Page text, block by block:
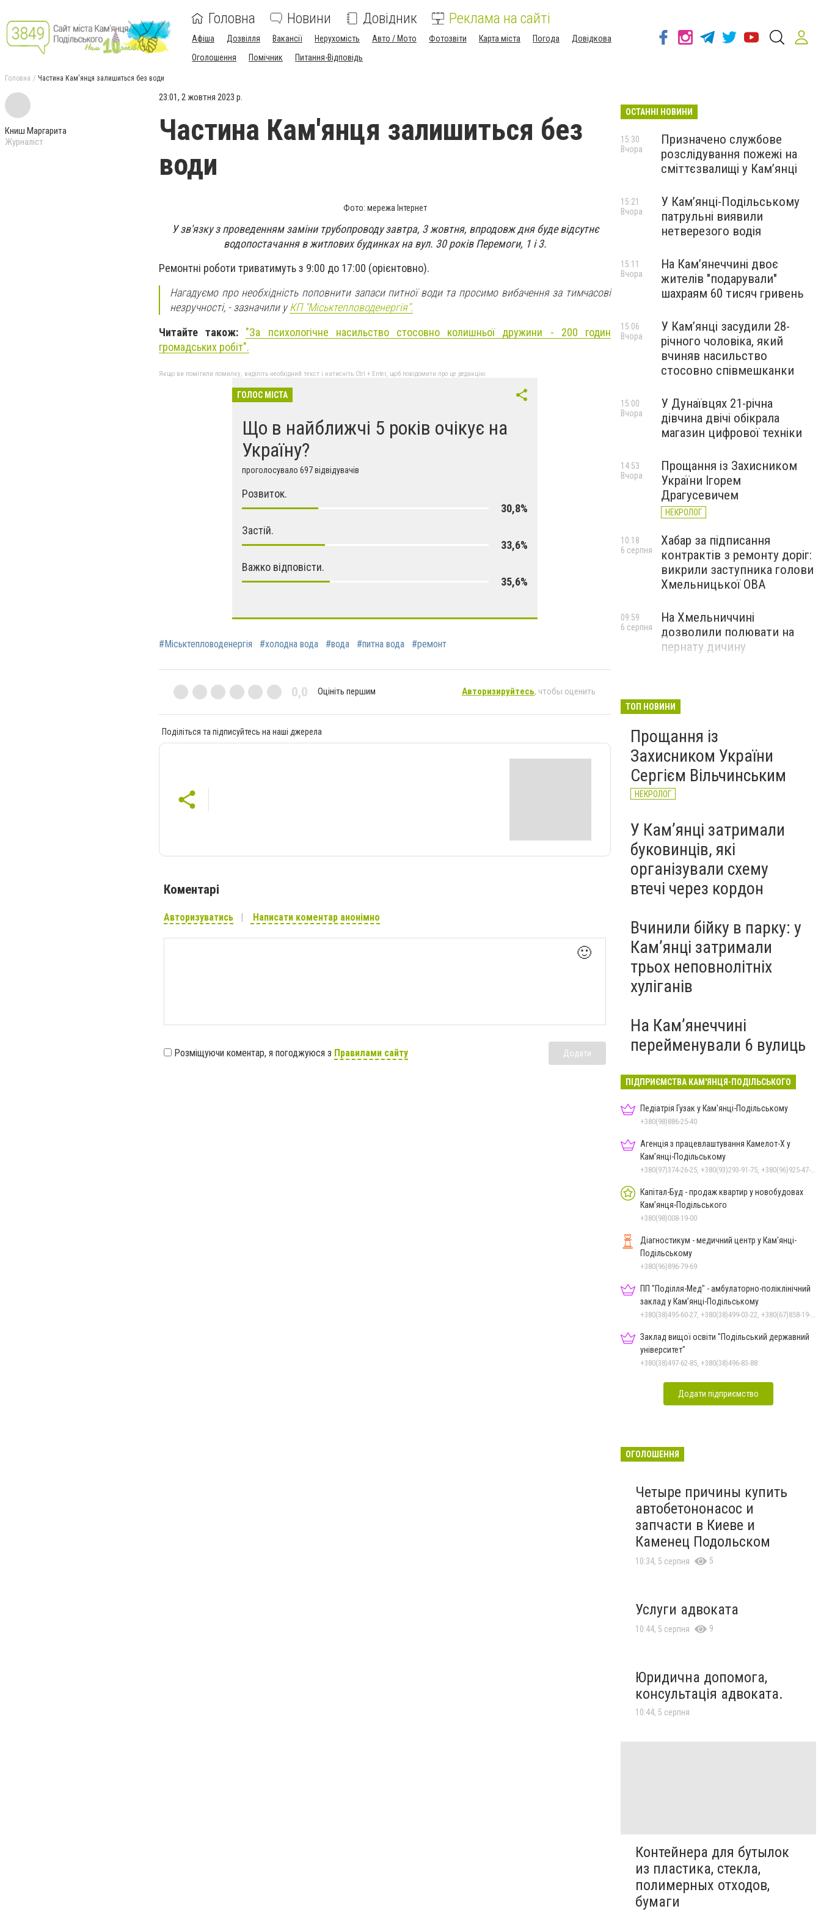
Головна Новини Довідник Реклама на сайті
Афіша Дозвілля Вакансії Нерухомість Авто / Мото Фотозвіти Карта міста Погода
Довідкова
Оголошення
Помічник Питання-Відповідь
Головна Частина Кам'янця залишиться без води
Книш Маргарита
Журналіст
23:01, 2 жовтня 2023 р.
Частина Кам'янця залишиться без
води
Фото: мережа Інтернет
У зв'язку з проведенням заміни трубопроводу завтра, 3 жовтня, впродовж дня буде відсутнє
водопостачання в житлових будинках на вул. 30 років Перемоги, 1 і 3.
Ремонтні роботи триватимуть з 9:00 до 17:00 (орієнтовно).
Нагадуємо про необхідність поповнити запаси питної води та просимо вибачення за тимчасові
незручності, - зазначили уКП "Міськтепловоденергія".
Читайте також: "За психологічне насильство стосовно колишньої дружини - 200 годин
громадських робіт".
Якщо ви помітили помилку, виділіть необхідний текст і натисніть Ctrl + Enter, щоб повідомити про це редакцію
ГОЛОС МІСТА
Що в найближчі 5 років очікує на
Україну?
проголосувало 697 відвідувачів
Розвиток.
30,8%
Застій.
33,6%
Важко відповісти.
35,6%
#Міськтепловоденергія #холодна вода #вода #питна вода #ремонт
0,0 Оцініть першим Авторизируйтесь, чтобы оценить
Поділіться та підписуйтесь на наші джерела
Коментарі
Авторизуватись Написати коментар анонімно
🙂
Розміщуючи коментар, я погоджуюся з Правилами сайту Додати
ОСТАННІ НОВИНИ
Призначено службове
розслідування пожежі на
сміттєзвалищі у Кам’янці
15:30
Вчора
У Кам’янці-Подільському
патрульні виявили
нетверезого водія
15:21
Вчора
На Камʼянеччині двоє
жителів "подарували"
шахраям 60 тисяч гривень
15:11
Вчора
У Камʼянці засудили 28-
річного чоловіка, який
вчиняв насильство
стосовно співмешканки
15:06
Вчора
У Дунаївцях 21-річна
дівчина двічі обікрала
магазин цифрової техніки
15:00
Вчора
Прощання із Захисником
України Ігорем
Драгусевичем
НЕКРОЛОГ
14:53
Вчора
Хабар за підписання
контрактів з ремонту доріг:
викрили заступника голови
Хмельницької ОВА
10:18
6 серпня
На Хмельниччині
дозволили полювати на
пернату дичину
09:59
6 серпня
ТОП НОВИНИ
Прощання із
Захисником України
Сергієм Вільчинським
НЕКРОЛОГ
У Кам’янці затримали
буковинців, які
організували схему
втечі через кордон
Вчинили бійку в парку: у
Кам’янці затримали
трьох неповнолітніх
хуліганів
На Камʼянеччині
перейменували 6 вулиць
ПІДПРИЄМСТВА КАМ'ЯНЦЯ-ПОДІЛЬСЬКОГО
Педіатрія Гузак у Кам'янці-Подільському
+380(98)886-25-40
Агенція з працевлаштування Камелот-Х у
Кам’янці-Подільському
+380(97)374-26-25, +380(93)293-91-75, +380(96)925-47-71, +380(73)327-54-83
Капітал-Буд - продаж квартир у новобудовах
Кам’янця-Подільського
+380(98)008-19-00
Діагностикум - медичний центр у Кам'янці-
Подільському
+380(96)896-79-69
ПП "Поділля-Мед" - амбулаторно-поліклінічний
заклад у Кам’янці-Подільському
+380(38)495-60-27, +380(38)499-03-22, +380(67)858-19-75
Заклад вищої освіти "Подільський державний
університет"
+380(38)497-62-85, +380(38)496-83-88
Додати підприємство
ОГОЛОШЕННЯ
Четыре причины купить
автобетононасос и
запчасти в Киеве и
Каменец Подольском
10:34, 5 серпня 5
Услуги адвоката
10:44, 5 серпня 9
Юридична допомога,
консультація адвоката.
10:44, 5 серпня
Контейнера для бутылок
из пластика, стекла,
полимерных отходов,
бумаги